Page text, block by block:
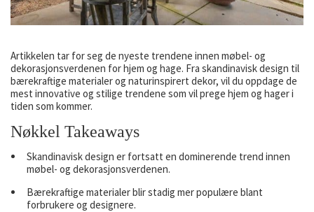
Artikkelen tar for seg de nyeste trendene innen møbel- og
dekorasjonsverdenen for hjem og hage. Fra skandinavisk design til
bærekraftige materialer og naturinspirert dekor, vil du oppdage de
mest innovative og stilige trendene som vil prege hjem og hager i
tiden som kommer.
Nøkkel Takeaways
Skandinavisk design er fortsatt en dominerende trend innen
møbel- og dekorasjonsverdenen.
Bærekraftige materialer blir stadig mer populære blant
forbrukere og designere.